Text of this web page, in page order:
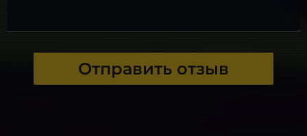
Отправить отзыв